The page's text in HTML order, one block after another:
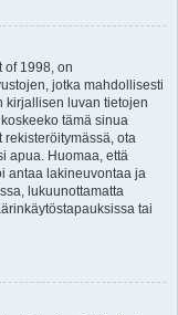
of 1998, on
jotka mahdollisesti
kirjallisen luvan tietojen
tämä sinua
ota
apua. Huomaa, että
antaa lakineuvontaa ja
lukuunottamatta
tai